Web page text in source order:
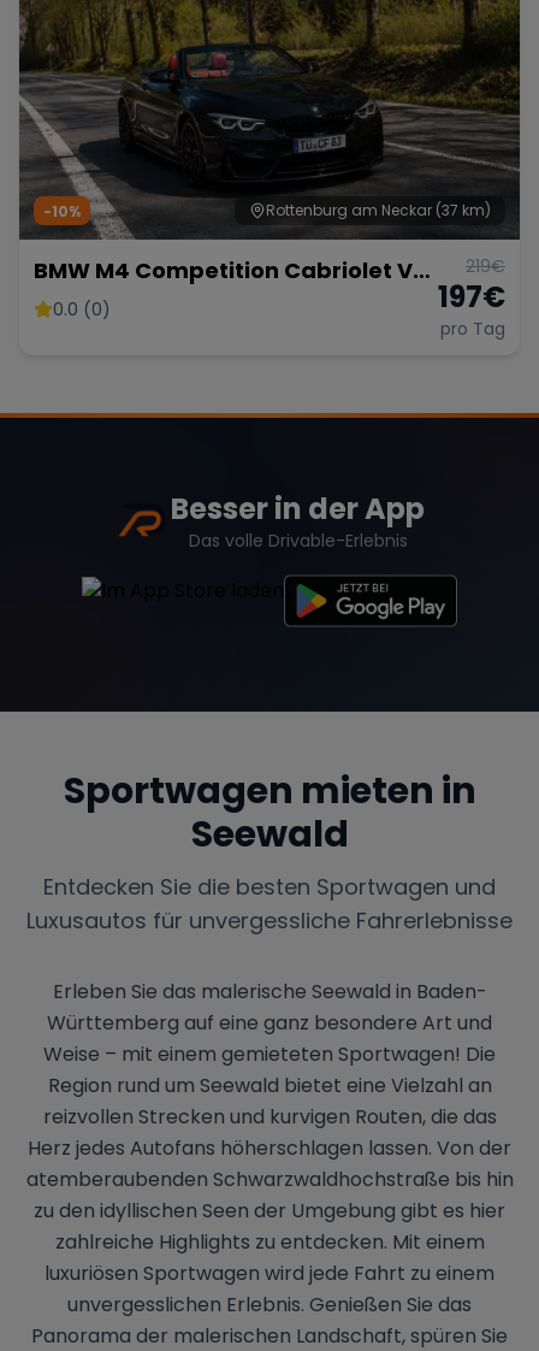
Rottenburg am Neckar (37 km)
-10%
BMW M4 Competition Cabriolet Vor
Opf!!!
0.0 (0)
219€
197€
pro Tag
Besser in der App
Das volle Drivable-Erlebnis
Sportwagen mieten in
Seewald
Entdecken Sie die besten Sportwagen und
Luxusautos für unvergessliche Fahrerlebnisse
Erleben Sie das malerische Seewald in Baden-
Württemberg auf eine ganz besondere Art und
Weise – mit einem gemieteten Sportwagen! Die
Region rund um Seewald bietet eine Vielzahl an
reizvollen Strecken und kurvigen Routen, die das
Herz jedes Autofans höherschlagen lassen. Von der
atemberaubenden Schwarzwaldhochstraße bis hin
zu den idyllischen Seen der Umgebung gibt es hier
zahlreiche Highlights zu entdecken. Mit einem
luxuriösen Sportwagen wird jede Fahrt zu einem
unvergesslichen Erlebnis. Genießen Sie das
Panorama der malerischen Landschaft, spüren Sie